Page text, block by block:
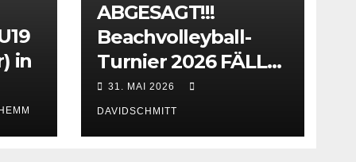
in
ABGESAGT!!!
Beachvolleyball-
Turnier 2026 FÄLLT
AUS!
31. MAI 2026
DAVIDSCHMITT